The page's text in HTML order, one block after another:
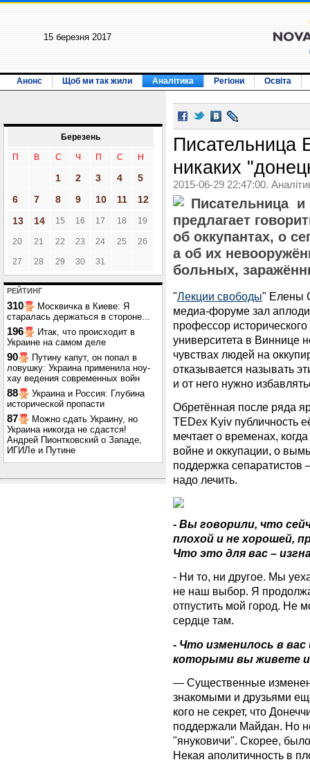
15 березня 2017
Анонс Щоб ми так жили Аналітика Регіони Освіта
Березень
П В С Ч П С Н
1 2 3 4
5
6
7 8 9 10 11
12
13
14 15 16 17 18 19
20 21 22 23 24 25 26
27 28 29 30 31
РЕЙТИНГ
310
Москвичка в Киеве: Я
старалась держаться в стороне...
196
Итак, что происходит в
Украине на самом деле
90
Путину капут, он попал в
ловушку: Украина применила ноу-
хау ведения современных войн
88
Украина и Россия: Глубина
исторической пропасти
87
Можно сдать Украину, но
Украина никогда не сдастся!
Андрей Пионтковский о Западе,
ИГИЛе и Путине
Писательница
никаких
2015-06-29 22:47:00.
Писательница и
предлагает
об оккупантах, о
а об их
больных,
"Лекции свободы" Елены
медиа-форуме зал
профессор
университета в Виннице
чувствах людей на
отказывается называть
и от него нужно
Обретённая после ряда
TEDex Kyiv публичность
мечтает о временах,
войне и оккупации, о
поддержка сепаратистов
надо лечить.
- Вы говорили, что
плохой и не хорошей,
Что это для вас –
- Ни то, ни другое. Мы
не наш выбор. Я
отпустить мой город. Не
сердце там.
- Что изменилось в вас
которыми вы живете и
— Существенные
знакомыми и друзьями
кого не секрет, что
поддержали Майдан. Но
"януковичи". Скорее,
Некая аполитичность в